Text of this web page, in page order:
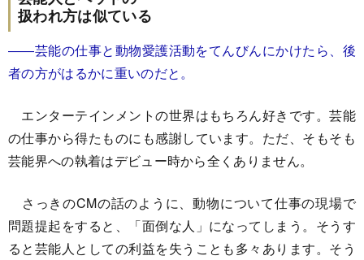
扱われ方は似ている
――芸能の仕事と動物愛護活動をてんびんにかけたら、後
者の方がはるかに重いのだと。
エンターテインメントの世界はもちろん好きです。芸能
の仕事から得たものにも感謝しています。ただ、そもそも
芸能界への執着はデビュー時から全くありません。
さっきのCMの話のように、動物について仕事の現場で
問題提起をすると、「面倒な人」になってしまう。そうす
ると芸能人としての利益を失うことも多々あります。そう